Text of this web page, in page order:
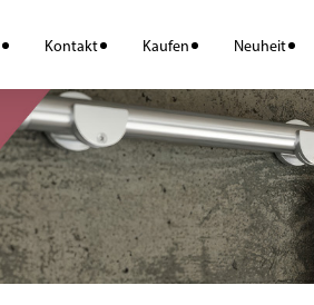
Kontakt Kaufen Neuheit